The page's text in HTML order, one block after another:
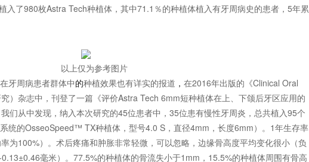
入了980枚Astra Tech种植体，其中71.1％的种植体植入有牙周病史的患者，5年累
以上仅为参考图片
牙周病患者群体中的种植效果也有详实的报道 ， 在2016年出版的《Clinical Oral
）杂志中，刊登了一篇《评价Astra Tech 6mm短种植体在上、下颌后牙区应用的
们从中发现，纳入本次研究的45位患者中，35位患有慢性牙周炎，总共植入95个
统的OsseoSpeed™ TX种植体，型号4.0 S，直径4mm，长度6mm）。1年生存率
为100%）。术后疼痛和肿胀非常轻微，可以忽略，边缘骨高度平均变化很小（负
毫米）。77.5%的种植体的骨流失小于1mm，15.5%的种植体周围有骨高